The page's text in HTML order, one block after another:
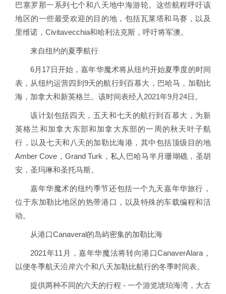
巴塞罗那一系列七个和八天地中海游轮。这些航程呼吁该
地区的一些最受欢迎的目的地，包括瓦莱塔和马赛，以及
里维诺，Civitavecchia和哈利法克斯，呼吁将军澳。
来自纽约的夏季航行
6月17日开始，嘉年华魔术将从纽约开始夏季度的时间
表，从纽约运营四到9天的航行到百慕大，巴哈马，加勒比
海，加拿大和新英格兰。该时间表经入2021年9月24日。
该计划包括四天，五天和七天的航行到百慕大，为新
英格兰和加拿大东部和加拿大东部的一周的秋天叶子航
行，以及七天和八天的加勒比海港，其中包括顶级目的地
Amber Cove，Grand Turk，私人巴哈马半月珊瑚礁，圣胡
安，圣玛琳和圣托马斯。
嘉年华魔术的纽约季节还包括一个九天嘉年华旅行，
位于东加勒比地区的热带港口，以及特殊的车载编程和活
动。
从港口Canaveral的岛屿密集的加勒比海
2021年11月，嘉年华魔法将转向港口CanaverAlara，
以便冬季航天沿岸六个和八天加勒比航行的冬季时间表。
提供两种不同的六天的行程 - 一个游览琥珀海湾，大古